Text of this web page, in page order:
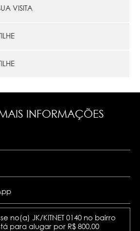
VISITA
INFORMAÇÕES